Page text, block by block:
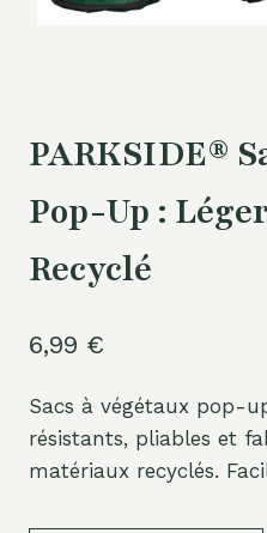
PARKSIDE®
Pop-Up :
Recyclé
6,99 €
Sacs à végétaux pop-
résistants, pliables et
matériaux recyclés.